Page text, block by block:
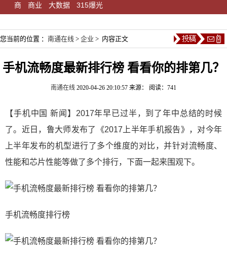
商
商业 大数据 315爆光
您当前的位置 ： 南通在线 > 企业 > 内容正文
手机流畅度最新排行榜 看看你的排第几？
南通在线 2020-04-26 20:10:57 来源： 阅读：741
【手机中国 新闻】2017年早已过半，到了年中总结的时候
了。近日，鲁大师发布了《2017上半年手机报告》，对今年
上半年发布的机型进行了多个维度的对比，并针对流畅度、
性能和芯片性能等做了多个排行，下面一起来围观下。
手机流畅度排行榜